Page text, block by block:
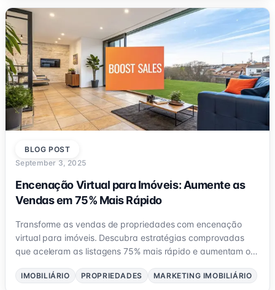
BLOG POST
September 3, 2025
Encenação Virtual para Imóveis: Aumente as
Vendas em 75% Mais Rápido
Transforme as vendas de propriedades com encenação
virtual para imóveis. Descubra estratégias comprovadas
que aceleram as listagens 75% mais rápido e aumentam os
IMOBILIÁRIO PROPRIEDADES MARKETING IMOBILIÁRIO